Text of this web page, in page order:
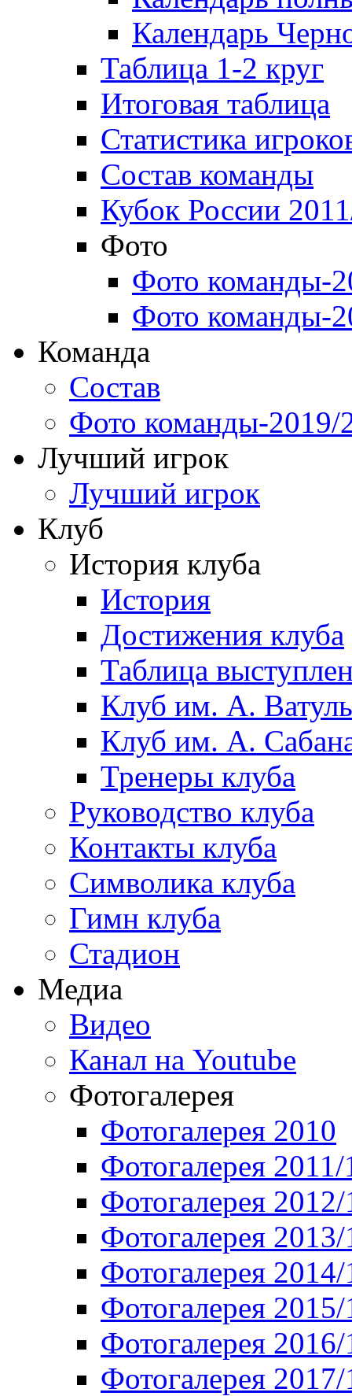
Календарь
Таблица 1-2 круг
Итоговая таблица
Статистика
Состав команды
Кубок России
Фото
Фото команды-
Фото команды-
Команда
Состав
Фото команды-2019/
Лучший игрок
Лучший игрок
Клуб
История клуба
История
Достижения клуба
Таблица
Клуб им. А.
Клуб им. А.
Тренеры клуба
Руководство клуба
Контакты клуба
Символика клуба
Гимн клуба
Стадион
Медиа
Видео
Канал на Youtube
Фотогалерея
Фотогалерея 2010
Фотогалерея 2011/
Фотогалерея
Фотогалерея
Фотогалерея
Фотогалерея
Фотогалерея
Фотогалерея